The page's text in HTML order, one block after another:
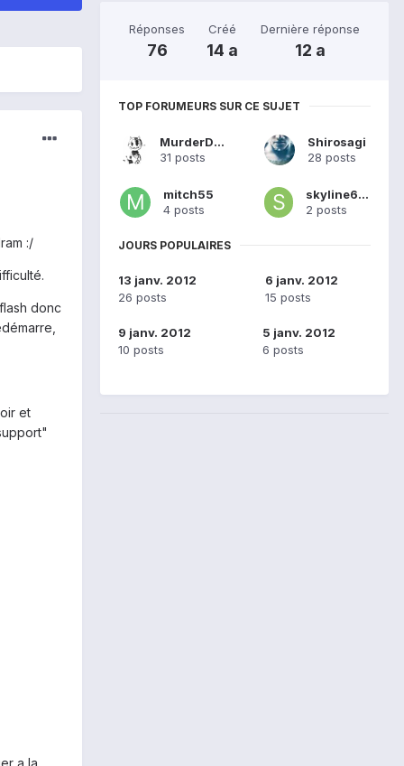
:/
donc
et
Réponses
76
Créé
14 a
Dernière réponse
12 a
TOP FORUMEURS SUR CE SUJET
MurderDolls
31 posts
Shirosagi
28 posts
mitch55
4 posts
skyline624
2 posts
JOURS POPULAIRES
13 janv. 2012
26 posts
6 janv. 2012
15 posts
9 janv. 2012
10 posts
5 janv. 2012
6 posts